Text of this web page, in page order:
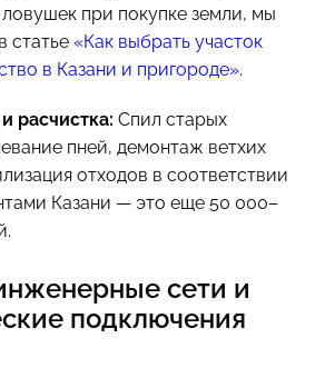
при покупке земли, мы
статье «Как выбрать участок
в Казани и пригороде».
расчистка: Спил старых
пней, демонтаж ветхих
отходов в соответствии
Казани — это еще 50 000–
сети и
подключения